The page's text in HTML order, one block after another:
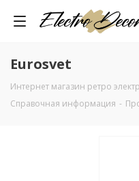
Eurosvet
Интернет магазин ретро
Справочная информация -